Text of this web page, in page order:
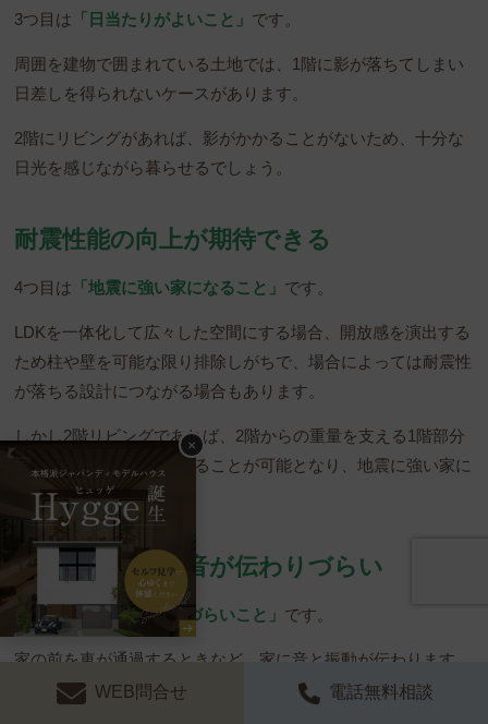
3つ目は 「日当たりがよいこと」 です。
周囲を建物で囲まれている土地では、1階に影が落ちてしまい
日差しを得られないケースがあります。
2階にリビングがあれば、影がかかることがないため、十分な
日光を感じながら暮らせるでしょう。
耐震性能の向上が期待できる
4つ目は 「地震に強い家になること」 です。
LDKを一体化して広々した空間にする場合、開放感を演出する
ため柱や壁を可能な限り排除しがちで、場合によっては耐震性
が落ちる設計につながる場合もあります。
しかし2階リビングであれば、2階からの重量を支える1階部分
に柱・壁をたくさん設けることが可能となり、地震に強い家に
なるでしょう。
地面を通じる騒音が伝わりづらい
5つ目は 「騒音が伝わりづらいこと」 です。
家の前を車が通過するときなど、家に音と振動が伝わります
が、地面を通じてつながっている分1階の方が音・振動は大き
WEB問合せ 電話無料相談
×